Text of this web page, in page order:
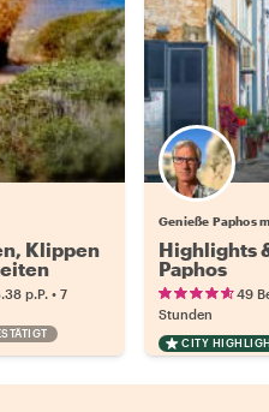
Klippen
p.P. • 7
Genieße Paphos
Highlights
Paphos
49
Stunden
CITY